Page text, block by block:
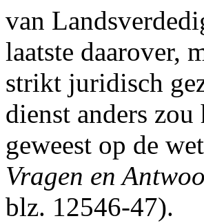
van
laatste daarover,
strikt juridisch
dienst anders
geweest op de
Vragen en
blz. 12546-47).